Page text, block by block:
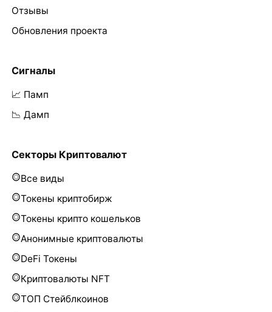
Отзывы
Обновления проекта
Сигналы
📈 Памп
📉 Дамп
Секторы Криптовалют
Все виды
Токены криптобирж
Токены крипто кошельков
Анонимные криптовалюты
DeFi Токены
Криптовалюты NFT
ТОП Стейблкоинов